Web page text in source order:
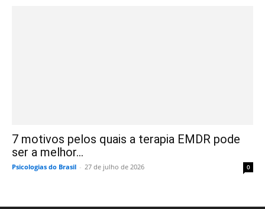
7 motivos pelos quais a terapia EMDR pode
ser a melhor...
Psicologias do Brasil - 27 de julho de 2026 0